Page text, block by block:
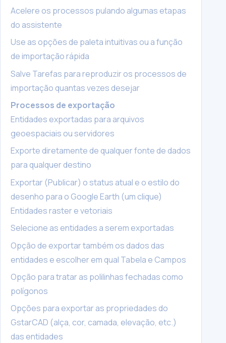
Acelere os processos pulando algumas etapas
do assistente
Use as opções de paleta intuitivas ou a função
de importação rápida
Salve Tarefas para reproduzir os processos de
importação quantas vezes desejar
Processos de exportação
Entidades exportadas para arquivos
geoespaciais ou servidores
Exporte diretamente de qualquer fonte de dados
para qualquer destino
Exportar (Publicar) o status atual e o estilo do
desenho para o Google Earth (um clique)
Entidades raster e vetoriais
Selecione as entidades a serem exportadas
Opção de exportar também os dados das
entidades e escolher em qual Tabela e Campos
Opção para tratar as polilinhas fechadas como
polígonos
Opções para exportar as propriedades do
GstarCAD (alça, cor, camada, elevação, etc.)
das entidades